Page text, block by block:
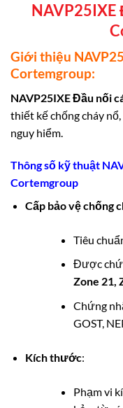
NAVP25IXE
Giới thiệu
Cortemgroup:
NAVP25IXE Đầu nối
thiết kế chống cháy
nguy hiểm.
Thông số kỹ thuật
Cortemgroup
Cấp bảo vệ chống
Tiêu
Được
Zone 21,
Chứng
GOST,
Kích thước:
Phạm vi